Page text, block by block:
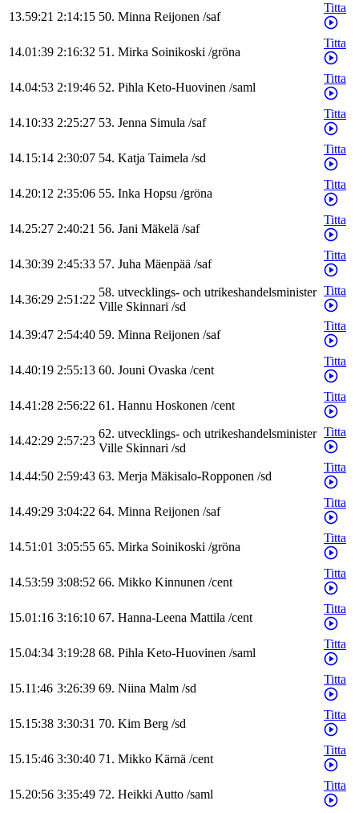
13.59:21 2:14:15 50. Minna Reijonen /saf
Titta
14.01:39 2:16:32 51. Mirka Soinikoski /gröna
Titta
14.04:53 2:19:46 52. Pihla Keto-Huovinen /saml
Titta
14.10:33 2:25:27 53. Jenna Simula /saf
Titta
14.15:14 2:30:07 54. Katja Taimela /sd
Titta
14.20:12 2:35:06 55. Inka Hopsu /gröna
Titta
14.25:27 2:40:21 56. Jani Mäkelä /saf
Titta
14.30:39 2:45:33 57. Juha Mäenpää /saf
Titta
14.36:29 2:51:22
58. utvecklings- och utrikeshandelsminister
Ville Skinnari /sd
Titta
14.39:47 2:54:40 59. Minna Reijonen /saf
Titta
14.40:19 2:55:13 60. Jouni Ovaska /cent
Titta
14.41:28 2:56:22 61. Hannu Hoskonen /cent
Titta
14.42:29 2:57:23
62. utvecklings- och utrikeshandelsminister
Ville Skinnari /sd
Titta
14.44:50 2:59:43 63. Merja Mäkisalo-Ropponen /sd
Titta
14.49:29 3:04:22 64. Minna Reijonen /saf
Titta
14.51:01 3:05:55 65. Mirka Soinikoski /gröna
Titta
14.53:59 3:08:52 66. Mikko Kinnunen /cent
Titta
15.01:16 3:16:10 67. Hanna-Leena Mattila /cent
Titta
15.04:34 3:19:28 68. Pihla Keto-Huovinen /saml
Titta
15.11:46 3:26:39 69. Niina Malm /sd
Titta
15.15:38 3:30:31 70. Kim Berg /sd
Titta
15.15:46 3:30:40 71. Mikko Kärnä /cent
Titta
15.20:56 3:35:49 72. HeikkiAutto /saml
Titta